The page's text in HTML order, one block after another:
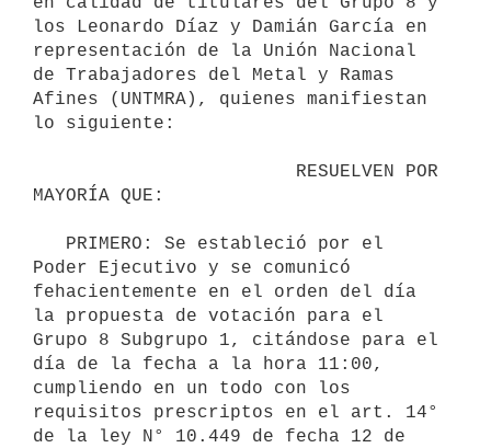
los Leonardo Díaz y Damián García en
representación de la Unión Nacional
de Trabajadores del Metal y Ramas
Afines (UNTMRA), quienes manifiestan
lo siguiente:
MAYORÍA QUE:
Poder Ejecutivo y se comunicó
fehacientemente en el orden del día
la propuesta de votación para el
Grupo 8 Subgrupo 1, citándose para el
día de la fecha a la hora 11:00,
cumpliendo en un todo con los
requisitos prescriptos en el art. 14°
de la ley N° 10.449 de fecha 12 de